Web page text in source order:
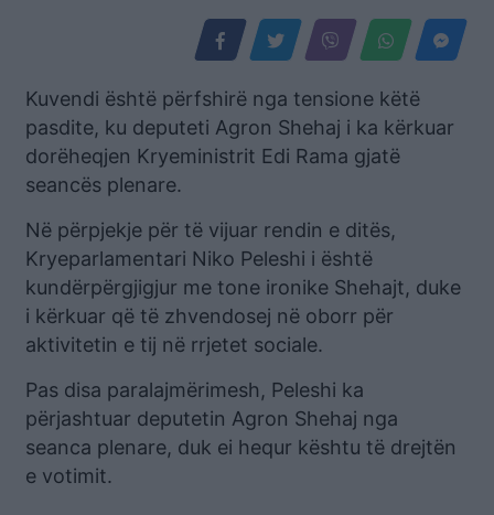
Kuvendi është përfshirë nga tensione këtë
pasdite, ku deputeti Agron Shehaj i ka kërkuar
dorëheqjen Kryeministrit Edi Rama gjatë
seancës plenare.
Në përpjekje për të vijuar rendin e ditës,
Kryeparlamentari Niko Peleshi i është
kundërpërgjigjur me tone ironike Shehajt, duke
i kërkuar që të zhvendosej në oborr për
aktivitetin e tij në rrjetet sociale.
Pas disa paralajmërimesh, Peleshi ka
përjashtuar deputetin Agron Shehaj nga
seanca plenare, duk ei hequr kështu të drejtën
e votimit.